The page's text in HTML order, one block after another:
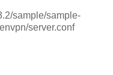
sample/sample-
server.conf